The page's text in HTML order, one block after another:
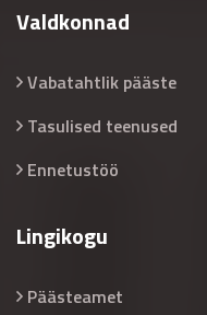
Valdkonnad
Vabatahtlik pääste
Tasulised teenused
Ennetustöö
Lingikogu
Päästeamet